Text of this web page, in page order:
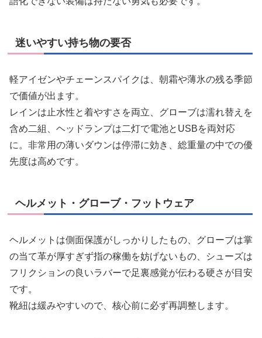
迷いやすい持ち物の要否
軽アイゼンやチェーンスパイクは、朝霜や薄氷の残る季節
で価値が出ます。
レインは止水性と着やすさを両立、グローブは濡れ替えを
含め二組、ヘッドランプは二灯で電池とUSBを両対応
に。非常用の薄いダウンは停滞に効き、総重量の中での優
先度は高めです。
ヘルメット・グローブ・フットウェア
ヘルメットは側面保護がしっかりしたもの、グローブは掌
の当て革が厚すぎず指の稼働を妨げないもの、シューズは
フリクションの良いラバーで足裏感覚が伝わる硬さが目安
です。
靴紐は緩みやすいので、核心前に必ず再調整します。